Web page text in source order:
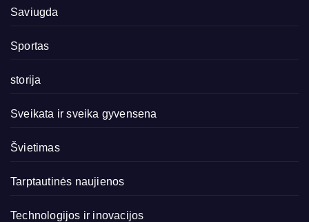
Saviugda
Sportas
storija
Sveikata ir sveika gyvensena
Švietimas
Tarptautinės naujienos
Technologijos ir inovacijos